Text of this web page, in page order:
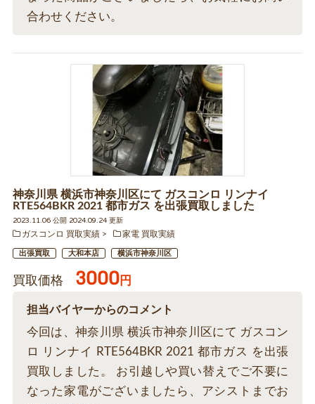
合わせください。
神奈川県 横浜市神奈川区にて ガスコンロ リンナイ
RTE564BKR 2021 都市ガス を出張買取しました
2023.11.06 公開 2024.09.24 更新
ガスコンロ 買取実績
家電 買取実績
出張買取 大和本店 横浜市神奈川区
買取価格 3000円
担当バイヤーからのコメント
今回は、神奈川県 横浜市神奈川区にて ガスコン
ロ リンナイ RTE564BKR 2021 都市ガス を出張
買取しました。 お引越しや買い替えでご不要に
なった家電がございましたら、アシストまでお